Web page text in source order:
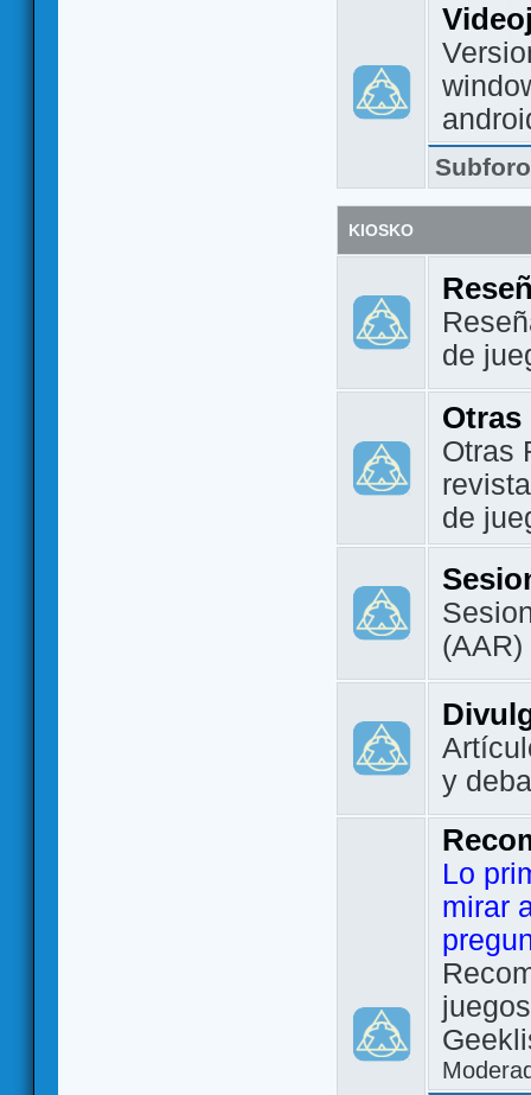
KIOSKO
de
Otras
Otras
de
(AAR)
y
Lo
mirar